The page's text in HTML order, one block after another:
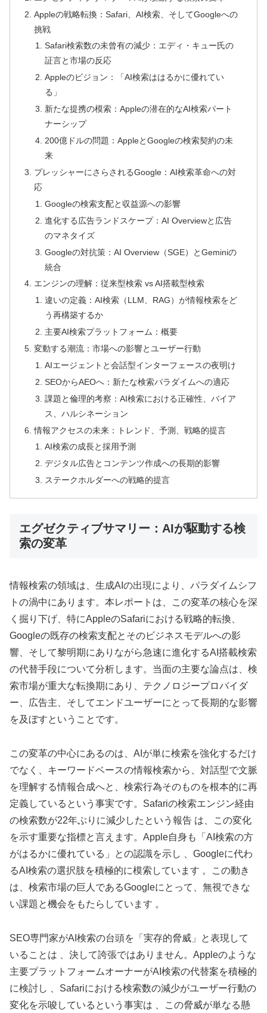
Appleの戦略転換：Safari、AI検索、そしてGoogleへの
挑戦
Safari検索数の未曾有の減少：エディ・キュー氏の
証言と市場の反応
Appleのビジョン：「AI検索ははるかに優れてい
る」
新たな提携の模索：Appleの潜在的なAI検索パート
ナーシップ
200億ドルの問題：AppleとGoogleの検索契約の未
来
プレッシャーにさらされるGoogle：AI検索革命への対
応
Googleの検索支配と収益源への影響
進化する広告ランドスケープ：AI Overviewと広告
のマネタイズ
Googleの対抗策：AI Overview（SGE）とGeminiの
統合
エンジンの理解：従来型検索 vs AI搭載型検索
違いの定義：AI検索（LLM、RAG）が情報検索をど
う再構築するか
主要AI検索プラットフォーム：概要
変動する潮流：市場への影響とユーザー行動
AIエージェントと会話型インターフェースの夜明け
SEOからAEOへ：新たな検索パラダイムへの適応
課題と倫理的考察：AI検索における正確性、バイア
ス、ハルシネーション
情報アクセスの未来：トレンド、予測、戦略的提言
AI検索の成長と採用予測
デジタル広告とコンテンツ作成への長期的影響
ステークホルダーへの戦略的提言
エグゼクティブサマリー：AIが駆動する検
索の変革
情報検索の領域は、生成AIの出現により、パラダイムシフ
トの渦中にあります。本レポートは、この変革の核心を深
く掘り下げ、特にAppleのSafariにおける戦略的転換、
Googleの既存の検索支配とそのビジネスモデルへの影
響、そして黎明期にありながら急速に進化するAI搭載検索
の代替手段について分析します。当面の主要な論点は、検
索市場が重大な転換期にあり、テクノロジープロバイダ
ー、広告主、そしてエンドユーザーにとって長期的な影響
を及ぼすということです。
この変革の中心にあるのは、AIが単に検索を強化するだけ
でなく、キーワードベースの情報検索から、対話型で文脈
を理解する情報合成へと、検索行為そのものを根本的に再
定義しているという事実です。Safariの検索エンジン経由
の検索数が22年ぶりに減少したという報告 は、この変化
を示す重要な指標と言えます。Apple自身も「AI検索の方
がはるかに優れている」との認識を示し 、Googleに代わ
るAI検索の選択肢を積極的に模索しています 。この動き
は、検索市場の巨人であるGoogleにとって、無視できな
い課題と機会をもたらしています 。
SEO専門家がAI検索の台頭を「実存的脅威」と表現して
いることは 、決して誇張ではありません。Appleのような
主要プラットフォームオーナーがAI検索の代替案を積極的
に検討し 、Safariにおける検索数の減少がユーザー行動の
変化を示唆しているという事実は 、この脅威が単なる懸